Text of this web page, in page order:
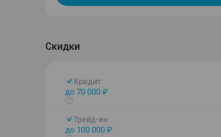
Скидки
Кредит
до 70 000 ₽
Показать
Трейд-ин
до 100 000 ₽